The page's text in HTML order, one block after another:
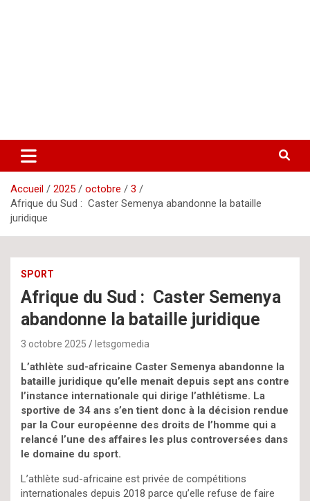
Accueil 2025 octobre
3
Afrique du Sud : Caster Semenya abandonne la bataille
juridique
SPORT
Afrique du Sud : Caster Semenya
abandonne la bataille juridique
3 octobre 2025 letsgomedia
L’athlète sud-africaine Caster Semenya abandonne la
bataille juridique qu’elle menait depuis sept ans contre
l’instance internationale qui dirige l’athlétisme. La
sportive de 34 ans s’en tient donc à la décision rendue
par la Cour européenne des droits de l’homme qui a
relancé l’une des affaires les plus controversées dans
le domaine du sport.
L’athlète sud-africaine est privée de compétitions
internationales depuis 2018 parce qu’elle refuse de faire